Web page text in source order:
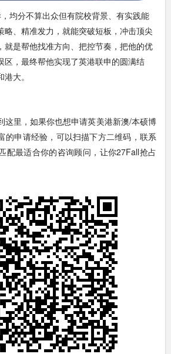
均分不算出众但有院校背景、有实践能
略、精准发力，就能突破短板，冲击顶尖
就是帮他找准方向、把控节奏，把他的优
区，最终帮他实现了英港联申的圆满结
大。
这里，如果你也想申请英美港新澳/本硕博
的申请经验，可以扫描下方二维码，联系
配最适合你的咨询顾问，让你27Fall抢占